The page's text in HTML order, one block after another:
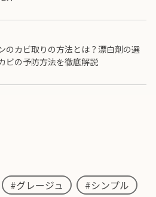
のカビ取りの方法とは？漂白剤の選
ビの予防方法を徹底解説
#グレージュ
#シンプル